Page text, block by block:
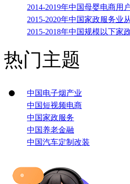
2014-2019年中国母婴电商用
2015-2020年中国家政服务业
2015-2018年中国规模以下家
热门主题
中国电子烟产业
中国短视频电商
中国家政服务
中国养老金融
中国汽车定制改装